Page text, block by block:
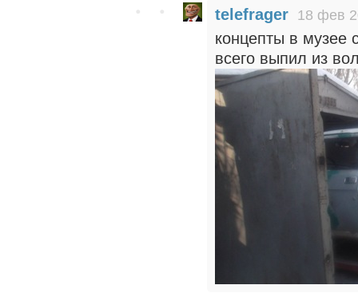
telefrager 18 фев
концепты в музее
всего выпил из